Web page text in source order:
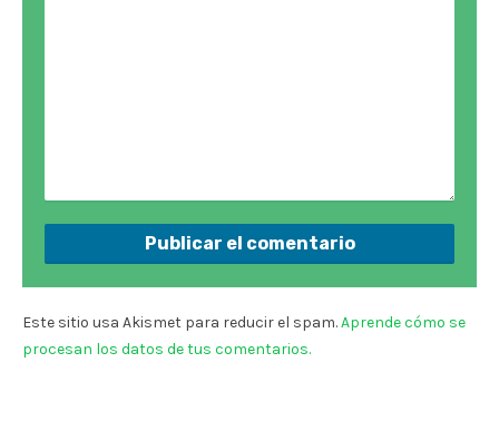
Este sitio usa Akismet para reducir el spam.Aprende cómo se
procesan los datos de tus comentarios.